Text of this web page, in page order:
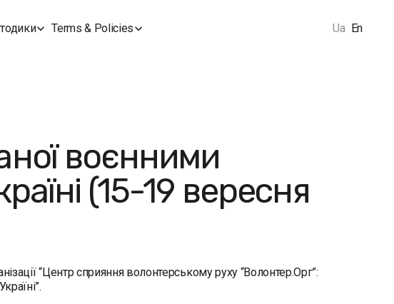
Terms & Policies Ua En
воєнними
(15-19 вересня
“Центр сприяння волонтерському руху “Волонтер.Орг”: